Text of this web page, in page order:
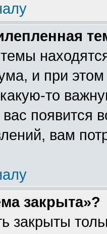
и при
то
вас появится
вам
закрыта»?
закрыты